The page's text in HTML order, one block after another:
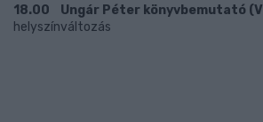
18.00 Ungár Péter könyvbemutató
helyszínváltozás